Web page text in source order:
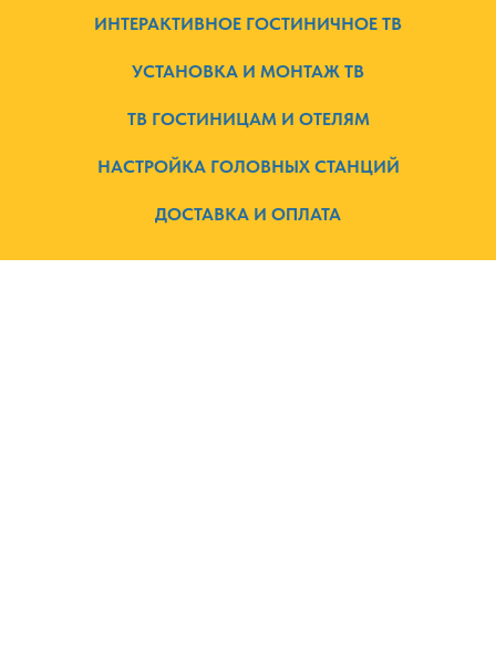
ИНТЕРАКТИВНОЕ ГОСТИНИЧНОЕ ТВ
УСТАНОВКА И МОНТАЖ ТВ
ТВ ГОСТИНИЦАМ И ОТЕЛЯМ
НАСТРОЙКА ГОЛОВНЫХ СТАНЦИЙ
ДОСТАВКА И ОПЛАТА